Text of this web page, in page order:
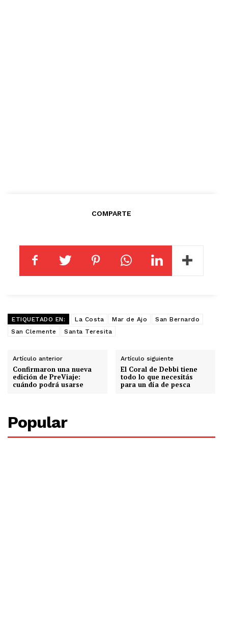
COMPARTE
ETIQUETADO EN: La Costa Mar de Ajo
San Bernardo
San Clemente
Santa Teresita
Artículo anterior
Confirmaron una nueva
edición de PreViaje:
cuándo podrá usarse
Artículo siguiente
El Coral de Debbi tiene
todo lo que necesitás
para un día de pesca
Popular